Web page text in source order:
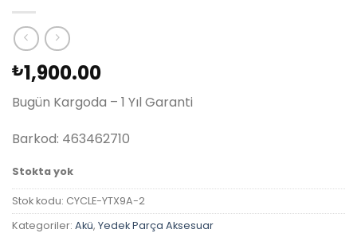
₺1,900.00
Bugün Kargoda – 1 Yıl Garanti
Barkod: 463462710
Stokta yok
Stok kodu: CYCLE-YTX9A-2
Kategoriler: Akü, Yedek Parça Aksesuar